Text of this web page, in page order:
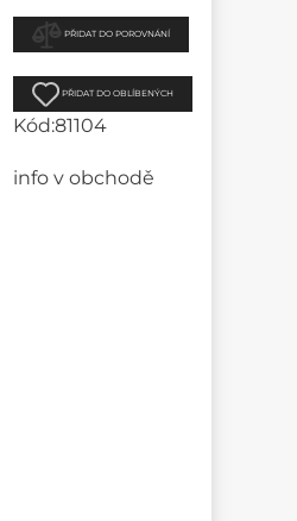
PŘIDAT DO POROVNÁNÍ
PŘIDAT DO OBLÍBENÝCH
Kód:81104
info v obchodě